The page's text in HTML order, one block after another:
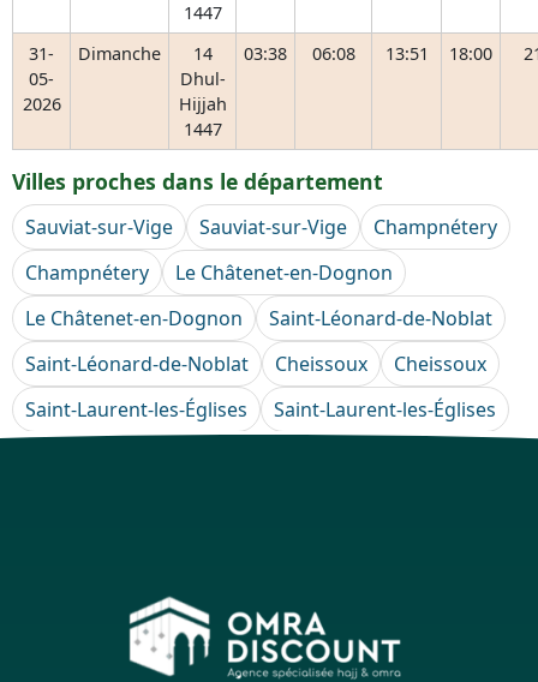
1447
31-
05-
2026
Dimanche
14
Dhul-
Hijjah
1447
03:38 06:08 13:51 18:00
Villes proches dans le département
Sauviat-sur-Vige Sauviat-sur-Vige
Champnétery
Champnétery
Le Châtenet-en-Dognon
Le Châtenet-en-Dognon
Saint-Léonard-de-Noblat
Saint-Léonard-de-Noblat
Cheissoux
Cheissoux
Saint-Laurent-les-Églises
Saint-Laurent-les-Églises